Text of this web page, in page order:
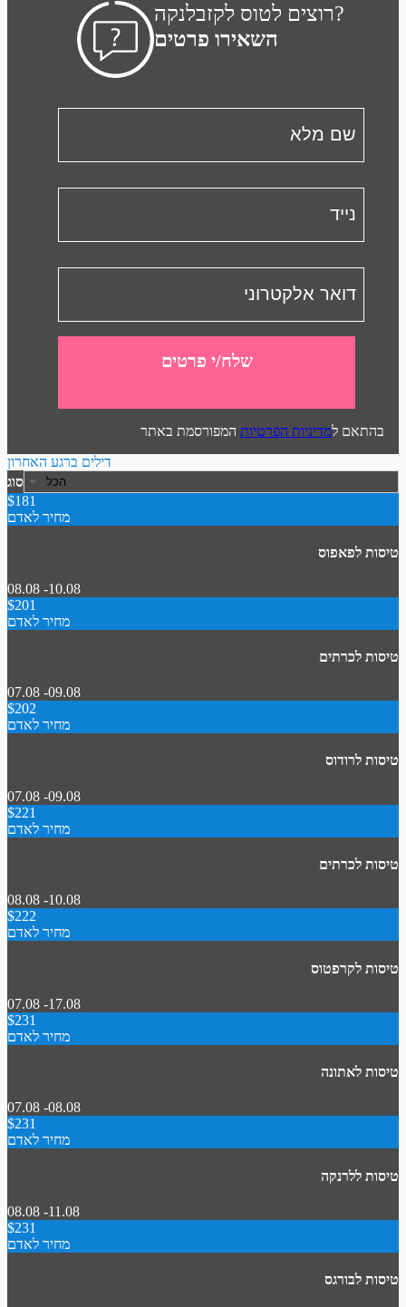
רוצים לטוס לקזבלנקה?
השאירו פרטים
שלח/י פרטים
בהתאם למדיניות הפרטיות המפורסמת באתר
דילים ברגע האחרון
סוג
$181
מחיר לאדם
טיסות לפאפוס
08.08 -10.08
$201
מחיר לאדם
טיסות לכרתים
07.08 -09.08
$202
מחיר לאדם
טיסות לרודוס
07.08 -09.08
$221
מחיר לאדם
טיסות לכרתים
08.08 -10.08
$222
מחיר לאדם
טיסות לקרפטוס
07.08 -17.08
$231
מחיר לאדם
טיסות לאתונה
07.08 -08.08
$231
מחיר לאדם
טיסות ללרנקה
08.08 -11.08
$231
מחיר לאדם
טיסות לבורגס